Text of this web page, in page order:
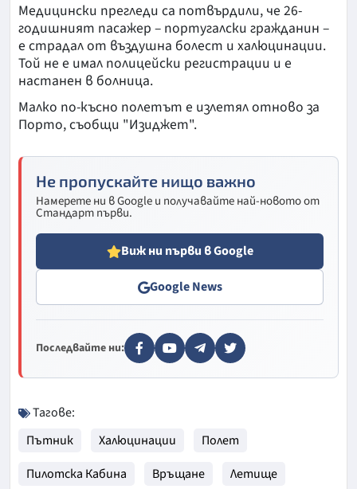
Медицински прегледи са потвърдили, че 26-
годишният пасажер – португалски гражданин –
е страдал от въздушна болест и халюцинации.
Той не е имал полицейски регистрации и е
настанен в болница.
Малко по-късно полетът е излетял отново за
Порто, съобщи "Изиджет".
Не пропускайте нищо важно
Намерете ни в Google и получавайте най-новото от
Стандарт първи.
Виж ни първи в Google
Google News
Последвайте ни:
Тагове:
Пътник
Халюцинации
Полет
Пилотска Кабина
Връщане Летище